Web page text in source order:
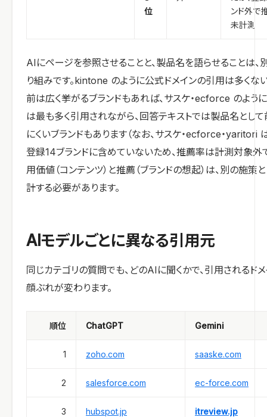
位
ンド外で
未計測
AIにページを参照させることと、製品名を語らせることは、
り組みです。kintone のように公式ドメインの引用は多くな
前は広く挙がるブランドもあれば、サスケ・ecforce のよう
は最も多く引用されながら、回答テキストでは製品名とし
にくいブランドもあります（なお、サスケ・ecforce・yaritori
登録14ブランドに含めていないため、推薦率は計測対象外で
用価値（コンテンツ）と推薦（ブランドの想起）は、別の施策
計する必要があります。
AIモデルごとに異なる引用元
同じカテゴリの質問でも、どのAIに聞くかで、引用されるド
顔ぶれが変わります。
順位 ChatGPT Gemini
1 zoho.com saaske.com
2 salesforce.com ec-force.com
3 hubspot.jp itreview.jp